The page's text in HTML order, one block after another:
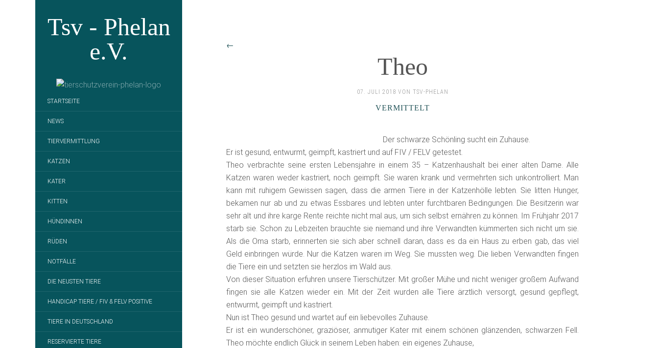
Tsv - Phelan
e.V.
STARTSEITE
NEWS
TIERVERMITTLUNG
KATZEN
KATER
KITTEN
HÜNDINNEN
RÜDEN
NOTFÄLLE
DIE NEUSTEN TIERE
HANDICAP TIERE / FIV & FELV POSITIVE
TIERE IN DEUTSCHLAND
RESERVIERTE TIERE
←
Theo
07. JULI 2018 VON TSV-PHELAN
VERMITTELT
Der schwarze Schönling sucht ein Zuhause.
Er ist gesund, entwurmt, geimpft, kastriert und auf FIV / FELV getestet.
Theo verbrachte seine ersten Lebensjahre in einem 35 – Katzenhaushalt bei einer alten Dame. Alle
Katzen waren weder kastriert, noch geimpft. Sie waren krank und vermehrten sich unkontrolliert. Man
kann mit ruhigem Gewissen sagen, dass die armen Tiere in der Katzenhölle lebten. Sie litten Hunger,
bekamen nur ab und zu etwas Essbares und lebten unter furchtbaren Bedingungen. Die Besitzerin war
sehr alt und ihre karge Rente reichte nicht mal aus, um sich selbst ernähren zu können. Im Frühjahr 2017
starb sie. Schon zu Lebzeiten brauchte sie niemand und ihre Verwandten kümmerten sich nicht um sie.
Als die Oma starb, erinnerten sie sich aber schnell daran, dass es da ein Haus zu erben gab, das viel
Geld einbringen würde. Nur die Katzen waren im Weg. Sie mussten weg. Die lieben Verwandten fingen
die Tiere ein und setzten sie herzlos im Wald aus.
Von dieser Situation erfuhren unsere Tierschützer. Mit großer Mühe und nicht weniger großem Aufwand
fingen sie alle Katzen wieder ein. Mit der Zeit wurden alle Tiere ärztlich versorgt, gesund gepflegt,
entwurmt, geimpft und kastriert.
Nun ist Theo gesund und wartet auf ein liebevolles Zuhause.
Er ist ein wunderschöner, graziöser, anmutiger Kater mit einem schönen glänzenden, schwarzen Fell.
Theo möchte endlich Glück in seinem Leben haben: ein eigenes Zuhause,